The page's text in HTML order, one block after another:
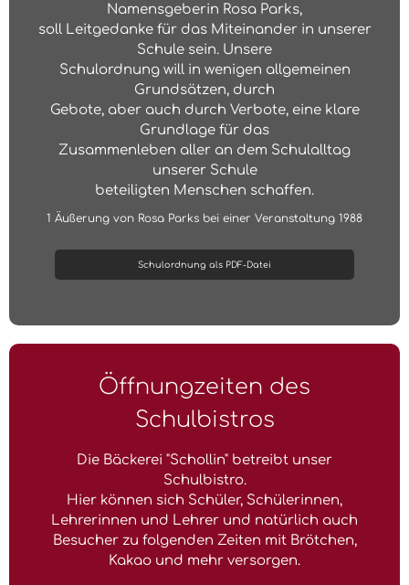
Namensgeberin Rosa Parks,
soll Leitgedanke für das Miteinander in unserer
Schule sein. Unsere
Schulordnung will in wenigen allgemeinen
Grundsätzen, durch
Gebote, aber auch durch Verbote, eine klare
Grundlage für das
Zusammenleben aller an dem Schulalltag
unserer Schule
beteiligten Menschen schaffen.
1 Äußerung von Rosa Parks bei einer Veranstaltung 1988
Schulordnung als PDF-Datei
Öffnungzeiten des
Schulbistros
Die Bäckerei "Schollin" betreibt unser
Schulbistro.
Hier können sich Schüler, Schülerinnen,
Lehrerinnen und Lehrer und natürlich auch
Besucher zu folgenden Zeiten mit Brötchen,
Kakao und mehr versorgen.